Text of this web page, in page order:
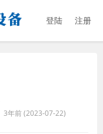
登陆 注册
3年前 (2023-07-22)